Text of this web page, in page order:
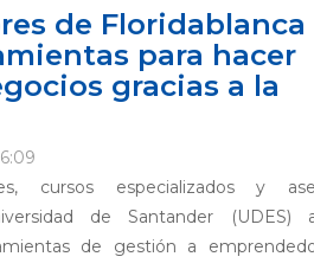
de Floridablanca
para hacer
gracias a la
cursos especializados y
de Santander (UDES)
de gestión a